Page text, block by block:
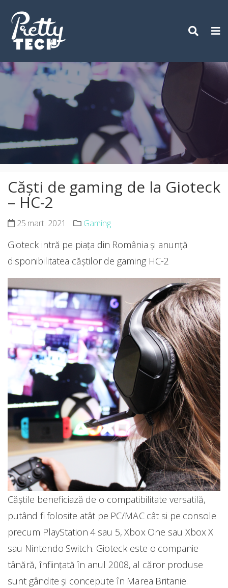
content
Căști de gaming de la Gioteck
– HC-2
25 mart. 2021 Gaming
Gioteck intră pe piaţa din România şi anunță
disponibilitatea căștilor de gaming HC-2
Căștile beneficiază de o compatibilitate versatilă,
putând fi folosite atât pe PC/MAC cât si pe console
precum PlayStation 4 sau 5, Xbox One sau Xbox X
sau Nintendo Switch. Gioteck este o companie
tânără, înfiinţată în anul 2008, al căror produse
sunt gândite şi concepute în Marea Britanie.